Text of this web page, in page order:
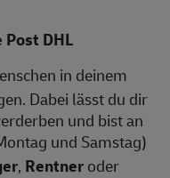
DHL
in deinem
Dabei lässt du dir
und bist an
und Samstag)
, Rentneroder